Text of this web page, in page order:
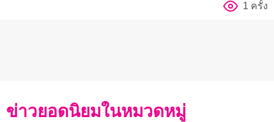
1 ครั้ง
ข่าวยอดนิยมในหมวดหมู่